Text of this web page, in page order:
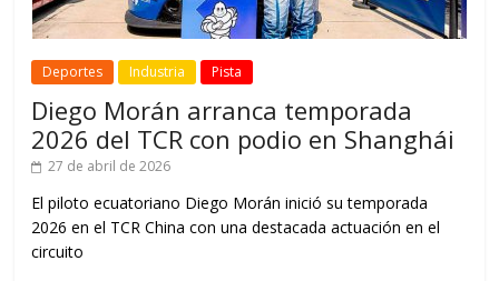
Deportes Industria Pista
Diego Morán arranca temporada
2026 del TCR con podio en Shanghái
27 de abril de 2026
El piloto ecuatoriano Diego Morán inició su temporada
2026 en el TCR China con una destacada actuación en el
circuito